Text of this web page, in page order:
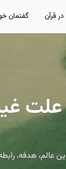
قرآن گفتمان
عالم، هدفه.